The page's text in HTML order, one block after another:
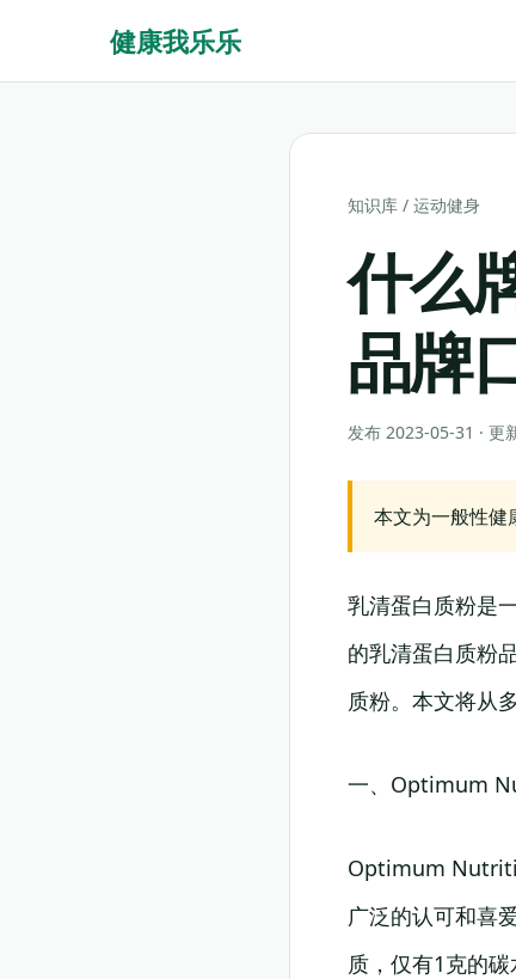
健康我乐乐
知识库 / 运动健身
什么
品牌
发布 2023-05-31 · 更
本文为一般性健
乳清蛋白质粉是
的乳清蛋白质粉
质粉。本文将从
一、Optimum
Optimum
广泛的认可和喜
质，仅有1克的